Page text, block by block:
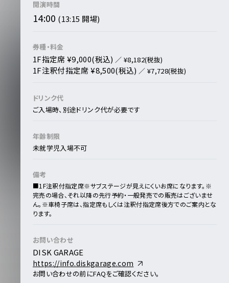
開演時間
14:00 (13:15 開場)
券種・料金
1F指定席 ¥9,000(税込) ／ ¥8,182(税抜)
1F注釈付指定席 ¥8,500(税込) ／ ¥7,728(税抜)
ドリンク代
ご入場時、別途ドリンク代が必要です
年齢制限
未就学児入場不可
備考
■1F注釈付指定席※サブステージが見えにくいお席になります。 ※
完売の場合、それ以降の先行予約・一般発売での販売はございませ
ん。 ※車椅子席は、指定席もしくは注釈付指定席後方でのご案内とな
ります。
お問い合わせ
DISK GARAGE
https://info.diskgarage.com
お問い合わせの前にFAQをご確認ください。